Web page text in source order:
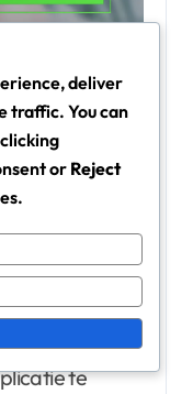
risico’s
kan risico’s
allergische
Het is
problemen te
te
deliver
traffic. You can
orReject